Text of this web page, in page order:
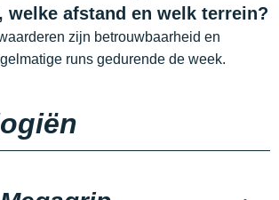
welke afstand en welk terrein?
zijn betrouwbaarheid en
runs gedurende de week.